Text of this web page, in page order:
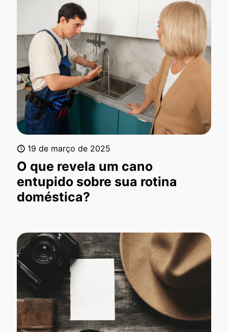
19 de março de 2025
O que revela um cano
entupido sobre sua rotina
doméstica?